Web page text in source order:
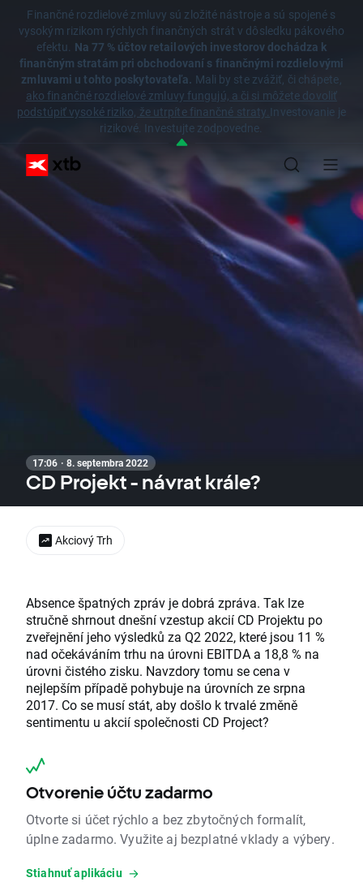
Finančné rozdielové zmluvy sú zložité nástroje a sú spojené s
vysokým rizikom rýchlych finančných strát v dôsledku pákového
efektu. Na 77 % účtov retailových investorov dochádza k
finančným stratám pri obchodovaní s finančnými rozdielovými
zmluvami u tohto poskytovateľa. Mali by ste zvážiť, či chápete,
ako finančné rozdielové zmluvy fungujú, a či si môžete dovoliť
podstúpiť vysoké riziko, že utrpíte finančné straty.Investovanie je
rizikové. Investujte zodpovedne.
17:06 · 8. septembra 2022
CD Projekt - návrat krále?
Absence špatných zpráv je dobrá zpráva. Tak lze
stručně shrnout dnešní vzestup akcií CD Projektu po
zveřejnění jeho výsledků za Q2 2022, které jsou 11 %
nad očekáváním trhu na úrovni EBITDA a 18,8 % na
úrovni čistého zisku. Navzdory tomu se cena v
nejlepším případě pohybuje na úrovních ze srpna
2017. Co se musí stát, aby došlo k trvalé změně
sentimentu u akcií společnosti CD Project?
Otvorenie účtu zadarmo
Otvorte si účet rýchlo a bez zbytočných formalít,
úplne zadarmo. Využite aj bezplatné vklady a výbery.
Stiahnuť aplikáciu
Akciový Trh